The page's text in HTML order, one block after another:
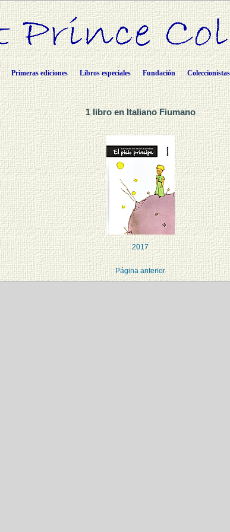
Primeras ediciones Libros especiales Fundación Coleccionistas
1 libro en Italiano Fiumano
2017
Página anterior